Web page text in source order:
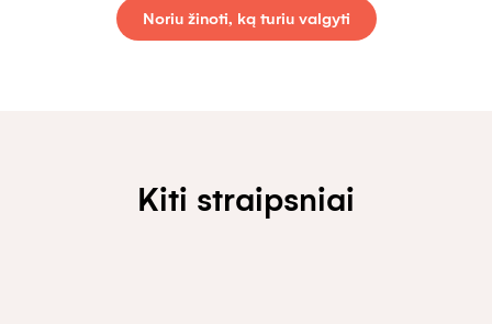
Noriu žinoti, ką turiu valgyti
Kiti straipsniai